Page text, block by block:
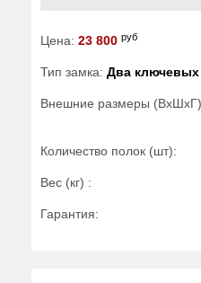
Цена: 23 800 руб
Тип замка: Два
Внешние размеры
Количество полок (шт):
Вес (кг) :
Гарантия: